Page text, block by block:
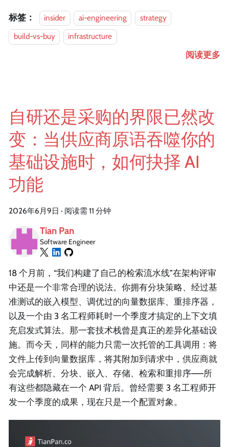
标签： insider ai-engineering
strategy
build-vs-buy
infrastructure
阅读更多
自研还是采购的界限已然改
变：当供应商原语吞噬你的
基础设施时，如何抉择 AI
功能
2026年6月9日 · 阅读需 11 分钟
Tian Pan
Software Engineer
18 个月前，“我们构建了自己的检索流水线”在架构评审
中还是一个非常合理的说法。你拥有分块策略、经过基
准测试的嵌入模型、调优过的向量数据库、重排序器，
以及一个由 3 名工程师耗时一个季度才搞定的上下文填
充启发式算法。那一套技术栈曾是真正的差异化基础设
施。而今天，同样的能力只需一次托管的工具调用：将
文件上传到向量数据库，将其附加到请求中，供应商就
会完成解析、分块、嵌入、存储、检索和重排序——所
有这些都隐藏在一个 API 背后。曾经需要 3 名工程师开
发一个季度的成果，现在只是一个配置对象。